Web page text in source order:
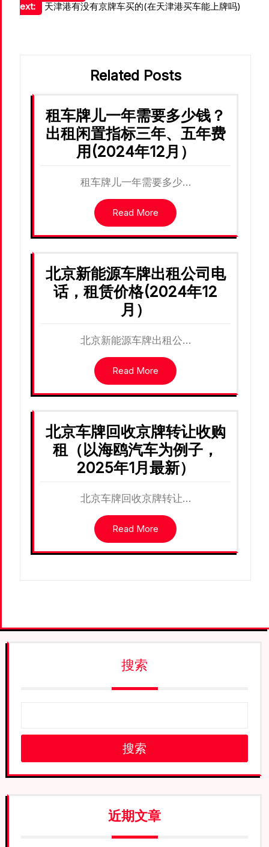
章
ext: 天津港有没有京牌车买的(在天津港买车能上牌吗)
Related Posts
租车牌儿一年需要多少钱？
出租闲置指标三年、五年费
用(2024年12月）
租车牌儿一年需要多少…
Read More
北京新能源车牌出租公司电
话，租赁价格(2024年12
月）
北京新能源车牌出租公…
Read More
北京车牌回收京牌转让收购
租（以海鸥汽车为例子，
2025年1月最新）
北京车牌回收京牌转让…
Read More
搜索
搜索
近期文章